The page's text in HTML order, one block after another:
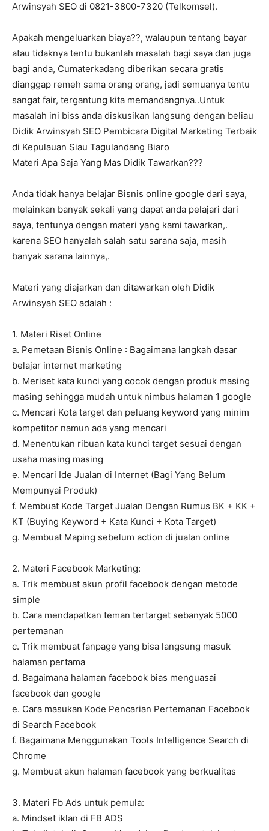
Arwinsyah SEO di 0821-3800-7320 (Telkomsel).
Apakah mengeluarkan biaya??, walaupun tentang bayar
atau tidaknya tentu bukanlah masalah bagi saya dan juga
bagi anda, Cumaterkadang diberikan secara gratis
dianggap remeh sama orang orang, jadi semuanya tentu
sangat fair, tergantung kita memandangnya..Untuk
masalah ini biss anda diskusikan langsung dengan beliau
Didik Arwinsyah SEO Pembicara Digital Marketing Terbaik
di Kepulauan Siau Tagulandang Biaro
Materi Apa Saja Yang Mas Didik Tawarkan???
Anda tidak hanya belajar Bisnis online google dari saya,
melainkan banyak sekali yang dapat anda pelajari dari
saya, tentunya dengan materi yang kami tawarkan,.
karena SEO hanyalah salah satu sarana saja, masih
banyak sarana lainnya,.
Materi yang diajarkan dan ditawarkan oleh Didik
Arwinsyah SEO adalah :
1. Materi Riset Online
a. Pemetaan Bisnis Online : Bagaimana langkah dasar
belajar internet marketing
b. Meriset kata kunci yang cocok dengan produk masing
masing sehingga mudah untuk nimbus halaman 1 google
c. Mencari Kota target dan peluang keyword yang minim
kompetitor namun ada yang mencari
d. Menentukan ribuan kata kunci target sesuai dengan
usaha masing masing
e. Mencari Ide Jualan di Internet (Bagi Yang Belum
Mempunyai Produk)
f. Membuat Kode Target Jualan Dengan Rumus BK + KK +
KT (Buying Keyword + Kata Kunci + Kota Target)
g. Membuat Maping sebelum action di jualan online
2. Materi Facebook Marketing:
a. Trik membuat akun profil facebook dengan metode
simple
b. Cara mendapatkan teman tertarget sebanyak 5000
pertemanan
c. Trik membuat fanpage yang bisa langsung masuk
halaman pertama
d. Bagaimana halaman facebook bias menguasai
facebook dan google
e. Cara masukan Kode Pencarian Pertemanan Facebook
di Search Facebook
f. Bagaimana Menggunakan Tools Intelligence Search di
Chrome
g. Membuat akun halaman facebook yang berkualitas
3. Materi Fb Ads untuk pemula:
a. Mindset iklan di FB ADS